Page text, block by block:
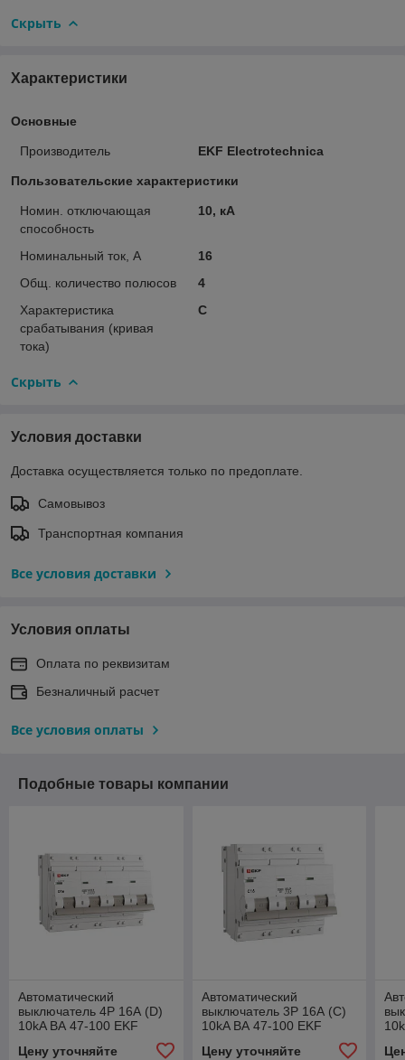
Скрыть
Характеристики
Основные
Производитель EKF Electrotechnica
Пользовательские характеристики
Номин. отключающая
способность
10, кА
Номинальный ток, А
16
Общ. количество полюсов
4
Характеристика
срабатывания (кривая
тока)
C
Скрыть
Условия доставки
Доставка осуществляется только по предоплате.
Самовывоз
Транспортная компания
Все условия доставки
Условия оплаты
Оплата по реквизитам
Безналичный расчет
Все условия оплаты
Подобные товары компании
Автоматический
выключатель 4P 16А (D)
10kA ВА 47-100 EKF
Цену уточняйте
Автоматический
выключатель 3P 16А (C)
10kA ВА 47-100 EKF
Цену уточняйте